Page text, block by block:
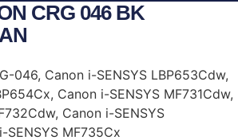
CRG 046 BK
046, Canon i-SENSYS LBP653Cdw,
Canon i-SENSYS MF731Cdw,
Canon i-SENSYS
SENSYS MF735Cx